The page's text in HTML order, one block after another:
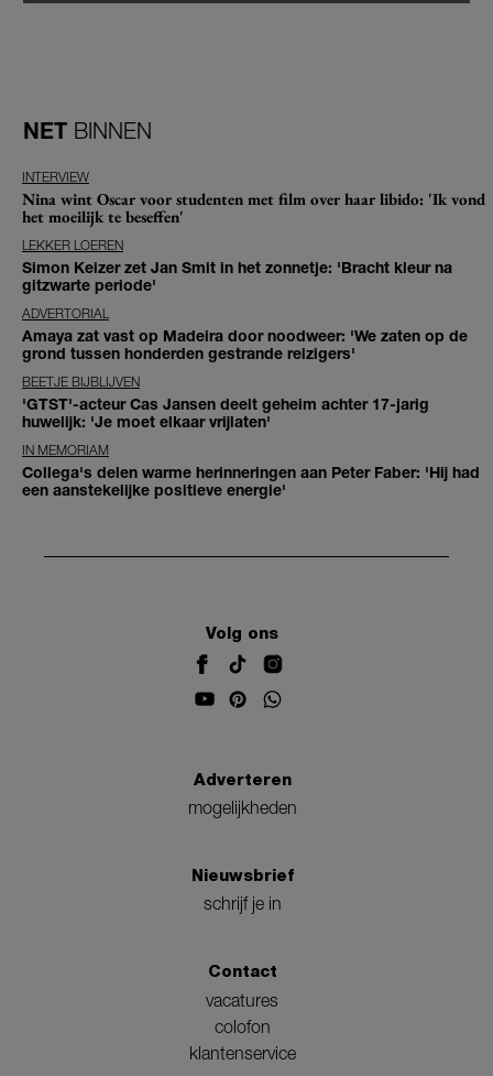
NET BINNEN
INTERVIEW
Nina wint Oscar voor studenten met film over haar libido: 'Ik vond
het moeilijk te beseffen'
LEKKER LOEREN
Simon Keizer zet Jan Smit in het zonnetje: 'Bracht kleur na
gitzwarte periode'
ADVERTORIAL
Amaya zat vast op Madeira door noodweer: 'We zaten op de
grond tussen honderden gestrande reizigers'
BEETJE BIJBLIJVEN
'GTST'-acteur Cas Jansen deelt geheim achter 17-jarig
huwelijk: 'Je moet elkaar vrijlaten'
IN MEMORIAM
Collega's delen warme herinneringen aan Peter Faber: 'Hij had
een aanstekelijke positieve energie'
Volg ons
Adverteren
mogelijkheden
Nieuwsbrief
schrijf je in
Contact
vacatures
colofon
klantenservice